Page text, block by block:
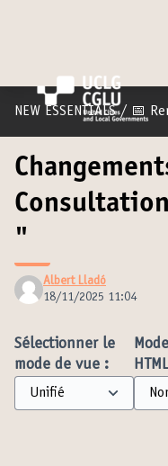
NEW ESSENTIALS / 📅
"
Albert Lladó
18/11/2025 11:04
Sélectionner le
mode de vue :